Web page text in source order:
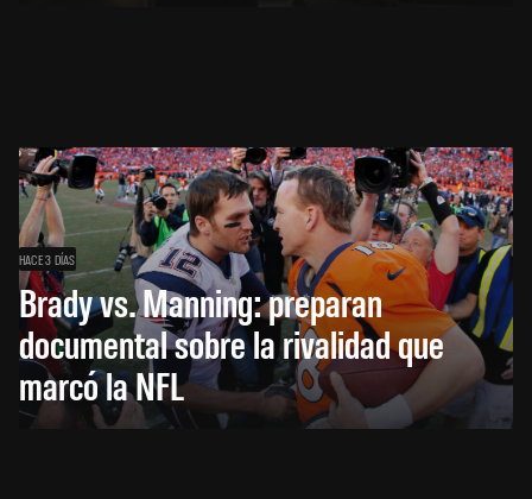
HACE 3 DÍAS
Brady vs. Manning: preparan
documental sobre la rivalidad que
marcó la NFL